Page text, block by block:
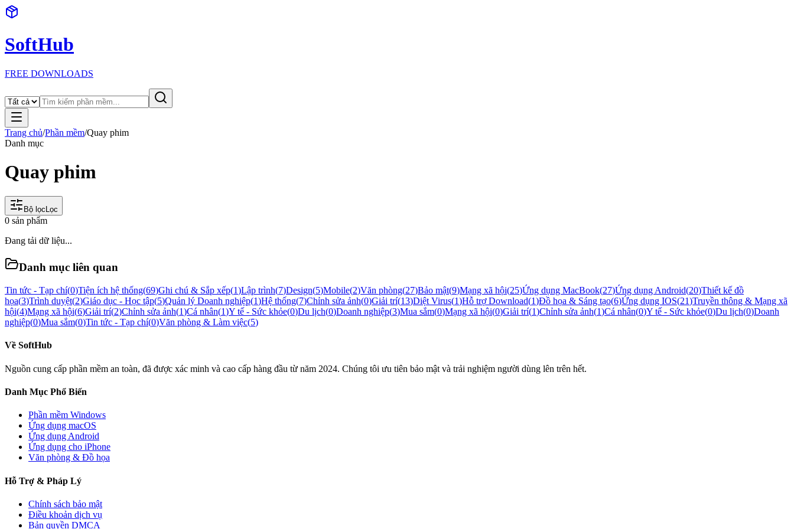
SoftHub
FREE DOWNLOADS
Trang chủ/Phần mềm/Quay phim
Danh mục
Quay phim
Bộ lọc Lọc
0 sản phẩm
Đang tải dữ liệu...
Danh mục liên quan
Tin tức - Tạp chí(0)Tiện ích hệ thống(69)Ghi chú & Sắp xếp(1)Lập trình(7)Design(5)Mobile(2)Văn phòng(27)Bảo mật(9)Mạng xã hội(25)Ứng dụng MacBook(27)Ứng dụng Android(20)Thiết kế đồ
họa(3)Trình duyệt(2)Giáo dục - Học tập(5)Quản lý Doanh nghiệp(1)Hệ thống(7)Chỉnh sửa ảnh(0)Giải trí(13)Diệt Virus(1)Hỗ trợ Download(1)Đồ họa & Sáng tạo(6)Ứng dụng IOS(21)Truyền thông & Mạng xã
hội(4)Mạng xã hội(6)Giải trí(2)Chỉnh sửa ảnh(1)Cá nhân(1)Y tế - Sức khỏe(0)Du lịch(0)Doanh nghiệp(3)Mua sắm(0)Mạng xã hội(0)Giải trí(1)Chỉnh sửa ảnh(1)Cá nhân(0)Y tế - Sức khỏe(0)Du lịch(0)Doanh
nghiệp(0)Mua sắm(0)Tin tức - Tạp chí(0)Văn phòng & Làm việc(5)
Về SoftHub
Nguồn cung cấp phần mềm an toàn, đã được xác minh và cao cấp hàng đầu từ năm 2024. Chúng tôi ưu tiên bảo mật và trải nghiệm người dùng lên trên hết.
Danh Mục Phổ Biến
Phần mềm Windows
Ứng dụng macOS
Ứng dụng Android
Ứng dụng cho iPhone
Văn phòng & Đồ họa
Hỗ Trợ & Pháp Lý
Chính sách bảo mật
Điều khoản dịch vụ
Bản quyền DMCA